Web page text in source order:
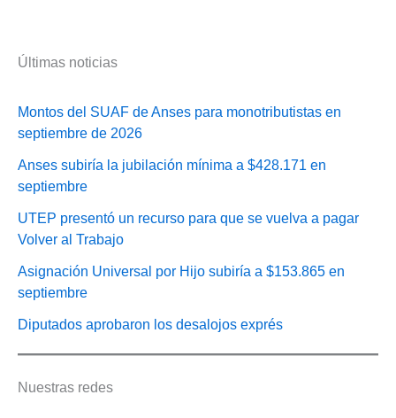
Últimas noticias
Montos del SUAF de Anses para monotributistas en
septiembre de 2026
Anses subiría la jubilación mínima a $428.171 en
septiembre
UTEP presentó un recurso para que se vuelva a pagar
Volver al Trabajo
Asignación Universal por Hijo subiría a $153.865 en
septiembre
Diputados aprobaron los desalojos exprés
Nuestras redes